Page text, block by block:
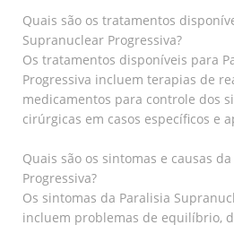
Quais são os tratamentos
Supranuclear Progressiva?
Os tratamentos disponíveis para
Progressiva incluem terapias de
medicamentos para controle dos
cirúrgicas em casos específicos e
Quais são os sintomas e causas
Progressiva?
Os sintomas da Paralisia
incluem problemas de equilíbrio,